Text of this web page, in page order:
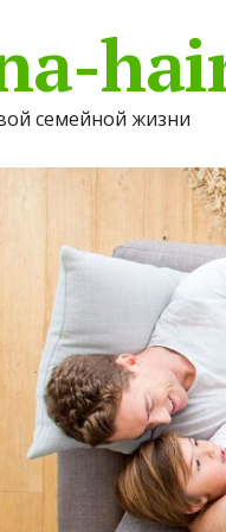
семейной жизни